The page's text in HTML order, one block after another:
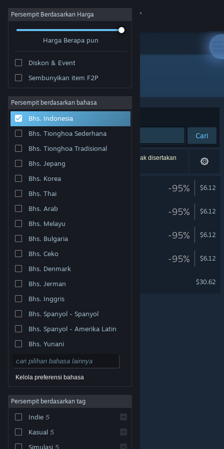
Login
Tentang
Bantuan
Ubah bahasa
Dapatkan Aplikasi Seluler Steam
Lihat situs web desktop
Undang. Semua merek dagang merupakan hak pemilik
Legal| Aksesibilitas
Pengembalian Dana
Persempit Berdasarkan Harga
Harga Berapa pun
Diskon & Event
Sembunyikan item F2P
Persempit berdasarkan bahasa
Bhs. Indonesia
Bhs. Tionghoa Sederhana
Bhs. Tionghoa Tradisional
Bhs. Jepang
Bhs. Korea
Bhs. Thai
Bhs. Arab
Bhs. Melayu
Bhs. Bulgaria
Bhs. Ceko
Bhs. Denmark
Bhs. Jerman
Bhs. Inggris
Bhs. Spanyol - Spanyol
Bhs. Spanyol - Amerika Latin
Bhs. Yunani
Kelola preferensi bahasa
Persempit berdasarkan tag
Indie 5
Kasual 5
Simulasi 5
Pengembang: PreoNus Games
Berdasarkan Relevansi
Cari
5 hasil cocok dengan pencarianmu. 5 produk tidak disertakan
berdasarkan preferensimu.
-95% $6.12
-95% $6.12
-95% $6.12
-95% $6.12
$30.62